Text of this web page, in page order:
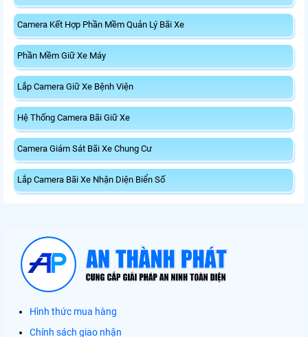
Camera Kết Hợp Phần Mềm Quản Lý Bãi Xe
Phần Mềm Giữ Xe Máy
Lắp Camera Giữ Xe Bệnh Viện
Hệ Thống Camera Bãi Giữ Xe
Camera Giám Sát Bãi Xe Chung Cư
Lắp Camera Bãi Xe Nhận Diện Biển Số
Hình thức mua hàng
Chính sách giao nhận